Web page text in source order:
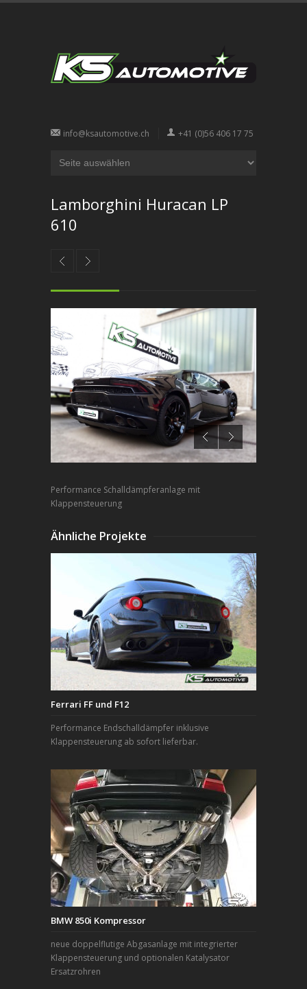
info@ksautomotive.ch +41 (0)56 406 17 75
Lamborghini Huracan LP
610
Performance Schalldämpferanlage mit
Klappensteuerung
Ähnliche Projekte
Ferrari FF und F12
Performance Endschalldämpfer inklusive
Klappensteuerung ab sofort lieferbar.
BMW 850i Kompressor
neue doppelflutige Abgasanlage mit integrierter
Klappensteuerung und optionalen Katalysator
Ersatzrohren